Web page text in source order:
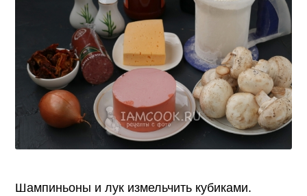
Шампиньоны и лук измельчить кубиками.